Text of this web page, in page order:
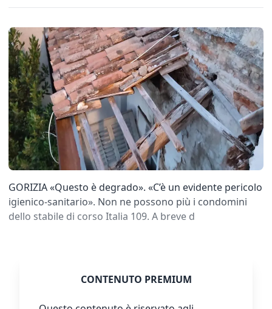
GORIZIA «Questo è degrado». «C’è un evidente pericolo
igienico-sanitario». Non ne possono più i condomini
dello stabile di corso Italia 109. A breve d
CONTENUTO PREMIUM